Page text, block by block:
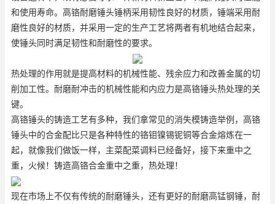
和使用寿命。高铬耐磨锤头锤柄采用韧性良好的材质，锤端采用耐
磨性良好的材质，并采用一定的生产工艺将两者有机地结合起来，
使锤头同时满足韧性和耐磨性的要求。
热处理的作用就是提高材料的机械性能、残余应力和改善金属的切
削加工性。耐磨耐冲击的机械性能和内应力是高铬锤头热处理的关
键。
高铬锤头的铸造工艺有多种，我们拿常见的消失模铸造举例，高铬
锤头中的合金配比只是各种特性的铬钼镍锡铌铜等合金熔炼在一
起，就像我们做饭一样，主菜配菜调料已经备好，接下来重中之
重，火候！铸造高铬合金重中之重，热处理！
现在市场上不仅有传统的耐磨锤头，还有更好的耐磨高锰钢锤，耐